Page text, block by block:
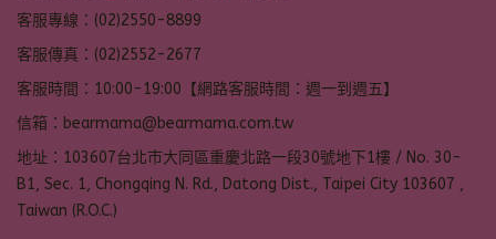
客服專線：(02)2550-8899
客服傳真：(02)2552-2677
客服時間：10:00-19:00【網路客服時間：週一到週五】
信箱：bearmama@bearmama.com.tw
地址：103607台北市大同區重慶北路一段30號地下1樓 / No. 30-
B1, Sec. 1, Chongqing N. Rd., Datong Dist., Taipei City 103607 ,
Taiwan (R.O.C.)